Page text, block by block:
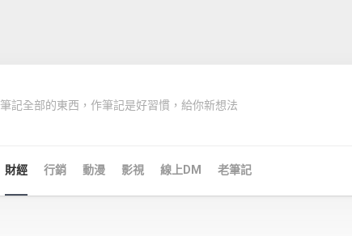
筆記全部的東西，作筆記是好習慣，給你新想法
財經 行銷 動漫 影視 線上DM 老筆記